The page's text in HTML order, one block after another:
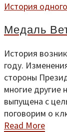
История
Медаль
История
году.
стороны
многие другие
выпущена с
поговорим о
Read More